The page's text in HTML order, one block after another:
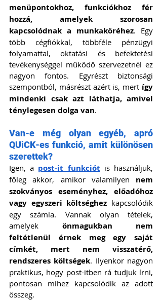
menüpontokhoz, funkciókhoz fér
hozzá, amelyek szorosan
kapcsolódnak a munkaköréhez. Egy
több cégfiókkal, többféle pénzügyi
folyamattal, oktatási és befektetési
tevékenységgel működő szervezetnél ez
nagyon fontos. Egyrészt biztonsági
szempontból, másrészt azért is, mert így
mindenki csak azt láthatja, amivel
ténylegesen dolga van.
Van-e még olyan egyéb, apró
QUiCK-es funkció, amit különösen
szerettek?
Igen, a post-it funkciót is használjuk,
főleg akkor, amikor valamilyen nem
szokványos eseményhez, előadóhoz
vagy egyszeri költséghez kapcsolódik
egy számla. Vannak olyan tételek,
amelyek önmagukban nem
feltétlenül érnek meg egy saját
címkét, mert nem visszatérő,
rendszeres költségek. Ilyenkor nagyon
praktikus, hogy post-itben rá tudjuk írni,
pontosan mihez kapcsolódik az adott
összeg.